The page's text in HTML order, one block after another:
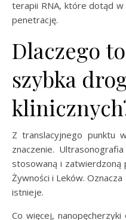
terapii RNA, które dotąd w
penetrację.
Dlaczego
szybka
Z translacyjnego punktu
znaczenie.
stosowaną i zatwierdzoną
Żywności i Leków.
istnieje.
Co więcej,